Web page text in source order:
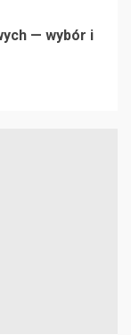
— wybór i